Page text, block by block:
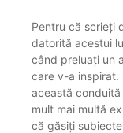
Pentru că scrieți
datorită acestui
când preluați un
care v-a inspirat.
această
mult mai multă
că găsiți